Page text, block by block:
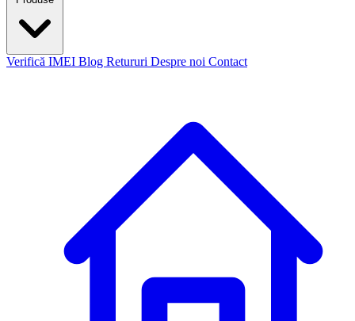
Verifică IMEI Blog Retururi Despre noi Contact